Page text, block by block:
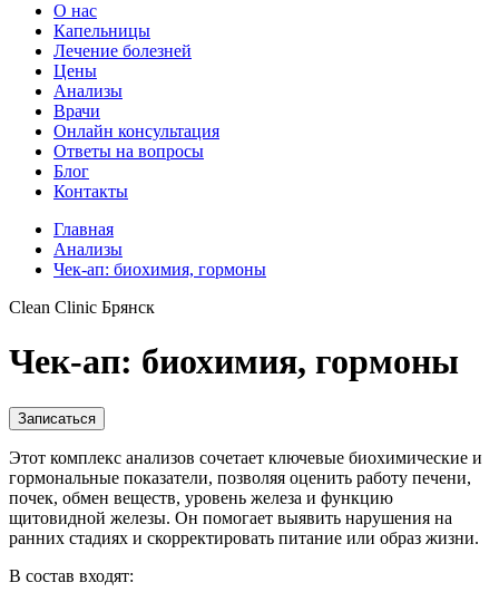
О нас
Капельницы
Лечение болезней
Цены
Анализы
Врачи
Онлайн консультация
Ответы на вопросы
Блог
Контакты
Главная
Анализы
Чек-ап: биохимия, гормоны
Clean Clinic Брянск
Чек-ап: биохимия, гормоны
Записаться
Этот комплекс анализов сочетает ключевые биохимические и
гормональные показатели, позволяя оценить работу печени,
почек, обмен веществ, уровень железа и функцию
щитовидной железы. Он помогает выявить нарушения на
ранних стадиях и скорректировать питание или образ жизни.
В состав входят: